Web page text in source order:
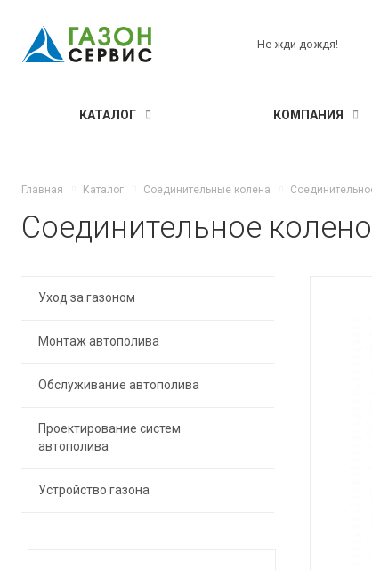
Не жди дождя!
КАТАЛОГ КОМПАНИЯ
Главная Каталог Соединительные колена
Соединительное
Уход за газоном
Монтаж автополива
Обслуживание автополива
Проектирование систем
автополива
Устройство газона